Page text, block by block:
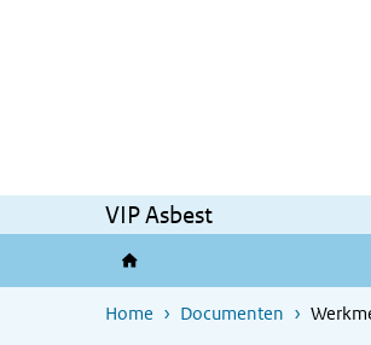
VIP Asbest
Home Documenten